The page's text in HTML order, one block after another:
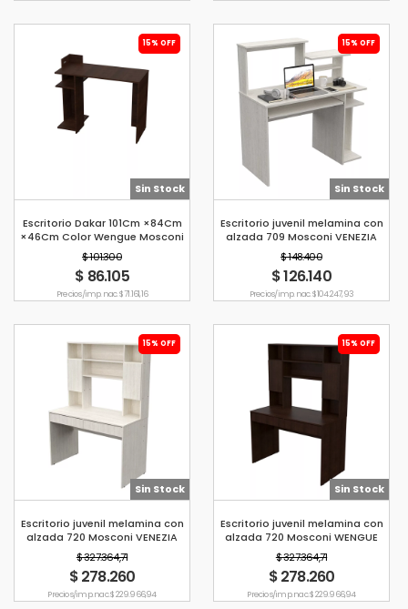
15% OFF
Sin Stock
Escritorio Dakar 101Cm ×84Cm
×46Cm Color Wengue Mosconi
$ 101.300
$ 86.105
Precio s/imp. nac. $ 71.161,16
15% OFF
Sin Stock
Escritorio juvenil melamina con
alzada 709 Mosconi VENEZIA
$ 148.400
$ 126.140
Precio s/imp. nac. $ 104.247,93
15% OFF
Sin Stock
Escritorio juvenil melamina con
alzada 720 Mosconi VENEZIA
$ 327.364,71
$ 278.260
Precio s/imp. nac. $ 229.966,94
15% OFF
Sin Stock
Escritorio juvenil melamina con
alzada 720 Mosconi WENGUE
$ 327.364,71
$ 278.260
Precio s/imp. nac. $ 229.966,94